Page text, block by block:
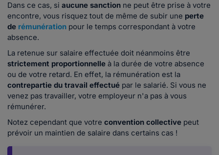
Dans ce cas, si aucune sanction ne peut être prise à votre
encontre, vous risquez tout de même de subir une perte
de rémunération pour le temps correspondant à votre
absence.
La retenue sur salaire effectuée doit néanmoins être
strictement proportionnelle à la durée de votre absence
ou de votre retard. En effet, la rémunération est la
contrepartie du travail effectué par le salarié. Si vous ne
venez pas travailler, votre employeur n'a pas à vous
rémunérer.
Notez cependant que votre convention collective peut
prévoir un maintien de salaire dans certains cas !